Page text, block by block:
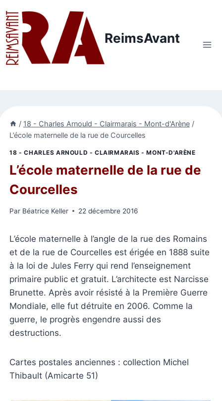
au
contenu
ReimsAvant
/ 18 - Charles Arnould - Clairmarais - Mont-d'Arène /
L’école maternelle de la rue de Courcelles
18 - CHARLES ARNOULD - CLAIRMARAIS - MONT-D'ARÈNE
L’école maternelle de la rue de
Courcelles
Par Béatrice Keller 22 décembre 2016
L’école maternelle à l’angle de la rue des Romains
et de la rue de Courcelles est érigée en 1888 suite
à la loi de Jules Ferry qui rend l’enseignement
primaire public et gratuit. L’architecte est Narcisse
Brunette. Après avoir résisté à la Première Guerre
Mondiale, elle fut détruite en 2006. Comme la
guerre, le progrès engendre aussi des
destructions.
Cartes postales anciennes : collection Michel
Thibault (Amicarte 51)